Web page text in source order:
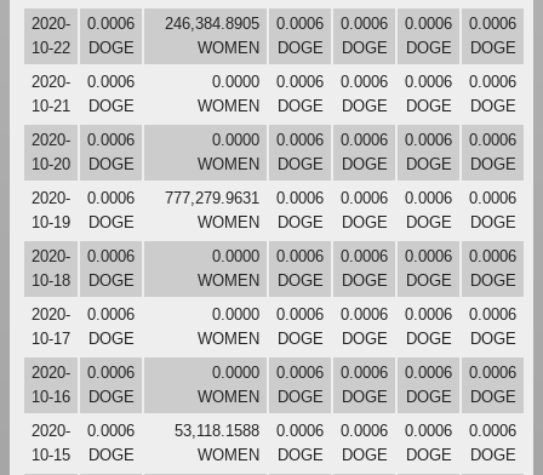
2020-
10-22
0.0006
DOGE
246,384.8905
WOMEN
0.0006
DOGE
0.0006
DOGE
0.0006
DOGE
0.0006
DOGE
2020-
10-21
0.0006
DOGE
0.0000
WOMEN
0.0006
DOGE
0.0006
DOGE
0.0006
DOGE
0.0006
DOGE
2020-
10-20
0.0006
DOGE
0.0000
WOMEN
0.0006
DOGE
0.0006
DOGE
0.0006
DOGE
0.0006
DOGE
2020-
10-19
0.0006
DOGE
777,279.9631
WOMEN
0.0006
DOGE
0.0006
DOGE
0.0006
DOGE
0.0006
DOGE
2020-
10-18
0.0006
DOGE
0.0000
WOMEN
0.0006
DOGE
0.0006
DOGE
0.0006
DOGE
0.0006
DOGE
2020-
10-17
0.0006
DOGE
0.0000
WOMEN
0.0006
DOGE
0.0006
DOGE
0.0006
DOGE
0.0006
DOGE
2020-
10-16
0.0006
DOGE
0.0000
WOMEN
0.0006
DOGE
0.0006
DOGE
0.0006
DOGE
0.0006
DOGE
2020-
10-15
0.0006
DOGE
53,118.1588
WOMEN
0.0006
DOGE
0.0006
DOGE
0.0006
DOGE
0.0006
DOGE